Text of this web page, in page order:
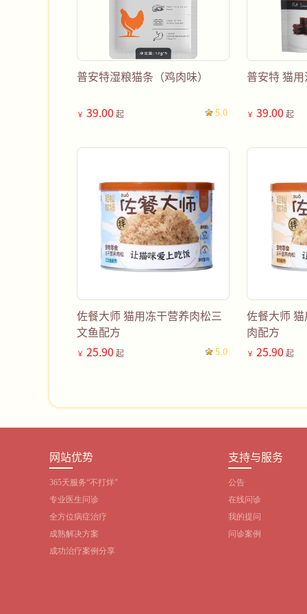
普安特湿粮猫条（鸡肉味）
￥ 39.00 起 5.0
普安特 猫
￥ 39.00 起
佐餐大师 猫用冻干营养肉松三
文鱼配方
￥ 25.90 起 5.0
佐餐大师
肉配方
￥ 25.90 起
网站优势
365天服务“不打烊”
专业医生问诊
全方位病症治疗
成熟解决方案
成功治疗案例分享
支持与服务
公告
在线问诊
我的提问
问诊案例